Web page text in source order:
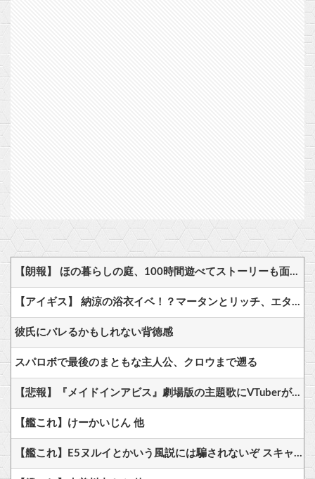
【朗報】 ほの暮らしの庭、100時間遊べてストーリーも面白いスタバレの上位互換だとまじで好評
【アイギス】 納涼の浴衣イベ！？マータンとリッチ、エターナーが来る模様！！！
彼氏にバレるかもしれない背徳感
スパロボで最後のまともな主人公、クロウまで遡る
【悲報】『メイドインアビス』劇場版の主題歌にVTuberが起用されてまたまたまた炎上、もう何回目だよ…他
【艦これ】けーかいじん 他
【艦これ】E5ヌルイとかいう風説には騙されないぞ スキャンプくらいヌルイのなら考える